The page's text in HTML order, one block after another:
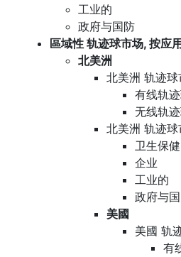
工业的
政府与国防
區域性 轨迹球市场, 按应
北美洲
北美洲 轨迹
有线轨
无线轨
北美洲 轨迹
卫生保健
企业
工业的
政府与
美國
美國 轨
有